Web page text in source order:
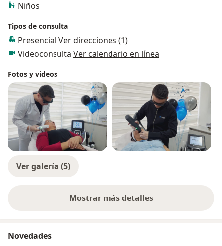
Niños
Tipos de consulta
Presencial Ver direcciones (1)
Videoconsulta Ver calendario en línea
Fotos y videos
Ver galería (5)
Mostrar más detalles
sobre la experiencia
Novedades